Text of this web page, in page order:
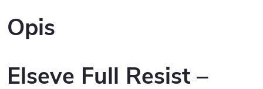
Opis
Elseve Full Resist –